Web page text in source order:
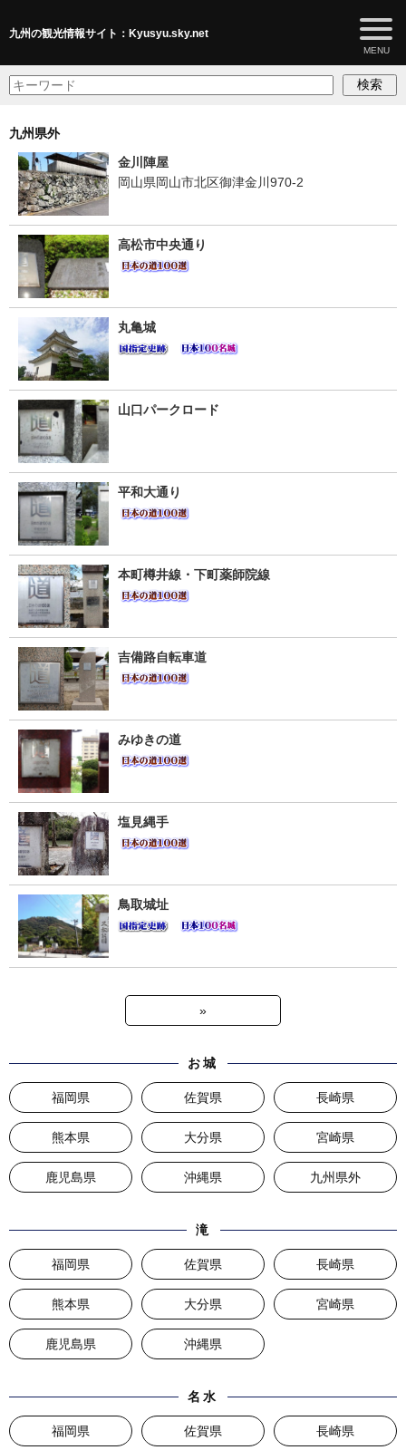
九州の観光情報サイト：Kyusyu.sky.net
検索
九州県外
金川陣屋
岡山県岡山市北区御津金川970-2
高松市中央通り
丸亀城
山口パークロード
平和大通り
本町樽井線・下町薬師院線
吉備路自転車道
みゆきの道
塩見縄手
鳥取城址
»
お城
福岡県 佐賀県 長崎県
熊本県 大分県 宮崎県
鹿児島県 沖縄県 九州県外
滝
福岡県 佐賀県 長崎県
熊本県 大分県 宮崎県
鹿児島県 沖縄県
名水
福岡県 佐賀県 長崎県